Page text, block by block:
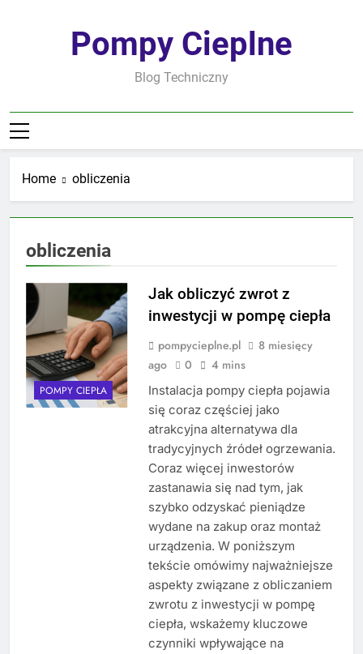
Pompy Cieplne
Blog Techniczny
Home obliczenia
obliczenia
POMPY CIEPŁA
Jak obliczyć zwrot z
inwestycji w pompę ciepła
pompycieplne.pl
8 miesięcy
ago
0 4 mins
Instalacja pompy ciepła pojawia
się coraz częściej jako
atrakcyjna alternatywa dla
tradycyjnych źródeł ogrzewania.
Coraz więcej inwestorów
zastanawia się nad tym, jak
szybko odzyskać pieniądze
wydane na zakup oraz montaż
urządzenia. W poniższym
tekście omówimy najważniejsze
aspekty związane z obliczaniem
zwrotu z inwestycji w pompę
ciepła, wskażemy kluczowe
czynniki wpływające na